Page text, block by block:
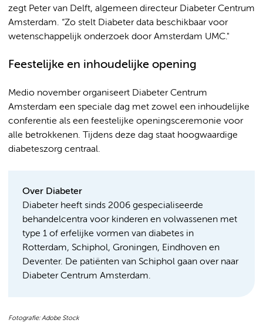
zegt Peter van Delft, algemeen directeur Diabeter Centrum
Amsterdam. “Zo stelt Diabeter data beschikbaar voor
wetenschappelijk onderzoek door Amsterdam UMC."
Feestelijke en inhoudelijke opening
Medio november organiseert Diabeter Centrum
Amsterdam een speciale dag met zowel een inhoudelijke
conferentie als een feestelijke openingsceremonie voor
alle betrokkenen. Tijdens deze dag staat hoogwaardige
diabeteszorg centraal.
Over Diabeter
Diabeter heeft sinds 2006 gespecialiseerde
behandelcentra voor kinderen en volwassenen met
type 1 of erfelijke vormen van diabetes in
Rotterdam, Schiphol, Groningen, Eindhoven en
Deventer. De patiënten van Schiphol gaan over naar
Diabeter Centrum Amsterdam.
Fotografie: Adobe Stock